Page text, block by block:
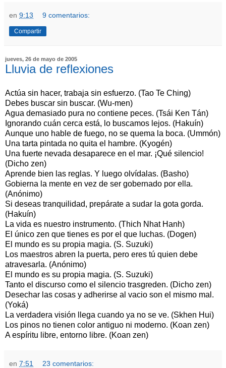
en 9:13 9 comentarios:
Compartir
jueves, 26 de mayo de 2005
Lluvia de reflexiones
Actúa sin hacer, trabaja sin esfuerzo. (Tao Te Ching)
Debes buscar sin buscar. (Wu-men)
Agua demasiado pura no contiene peces. (Tsái Ken Tán)
Ignorando cuán cerca está, lo buscamos lejos. (Hakuín)
Aunque uno hable de fuego, no se quema la boca. (Ummón)
Una tarta pintada no quita el hambre. (Kyogén)
Una fuerte nevada desaparece en el mar. ¡Qué silencio!
(Dicho zen)
Aprende bien las reglas. Y luego olvídalas. (Basho)
Gobierna la mente en vez de ser gobernado por ella.
(Anónimo)
Si deseas tranquilidad, prepárate a sudar la gota gorda.
(Hakuín)
La vida es nuestro instrumento. (Thich Nhat Hanh)
El único zen que tienes es por el que luchas. (Dogen)
El mundo es su propia magia. (S. Suzuki)
Los maestros abren la puerta, pero eres tú quien debe
atravesarla. (Anónimo)
El mundo es su propia magia. (S. Suzuki)
Tanto el discurso como el silencio trasgreden. (Dicho zen)
Desechar las cosas y adherirse al vacio son el mismo mal.
(Yoká)
La verdadera visión llega cuando ya no se ve. (Skhen Hui)
Los pinos no tienen color antiguo ni moderno. (Koan zen)
A espíritu libre, entorno libre. (Koan zen)
en 7:51 23 comentarios: